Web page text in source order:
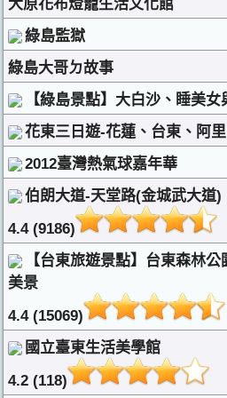
大原花布燈籠生活文化館
綠島監獄
綠島大哥ㄉ故事
【綠島景點】大白沙、睡美
花東三日遊-花蓮、台東、阿
2012臺灣熱氣球嘉年華
伯朗大道-天堂路(金城武大道)
4.4 (9186)
【台東旅遊景點】台東森林
美景
4.4 (15069)
國立臺東生活美學館
4.2 (118)